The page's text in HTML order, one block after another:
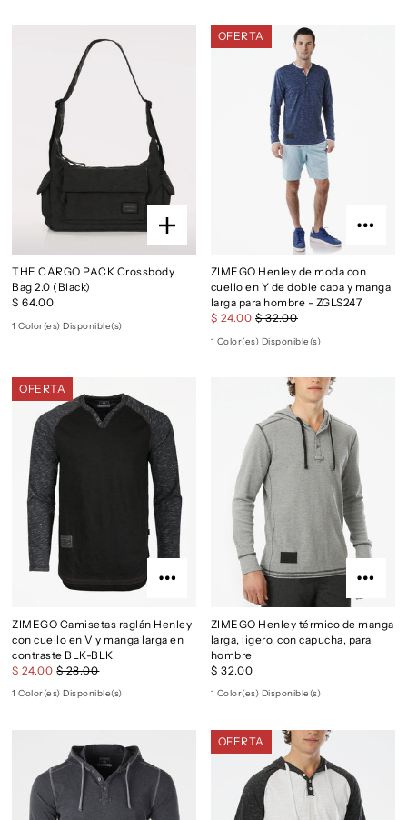
THE CARGO PACK Crossbody
Bag 2.0 (Black)
$ 64.00
1 Color(es) Disponible(s)
OFERTA
ZIMEGO Henley de moda con
cuello en Y de doble capa y manga
larga para hombre - ZGLS247
$ 24.00 $ 32.00
1 Color(es) Disponible(s)
OFERTA
ZIMEGO Camisetas raglán Henley
con cuello en V y manga larga en
contraste BLK-BLK
$ 24.00 $ 28.00
1 Color(es) Disponible(s)
ZIMEGO Henley térmico de manga
larga, ligero, con capucha, para
hombre
$ 32.00
1 Color(es) Disponible(s)
OFERTA